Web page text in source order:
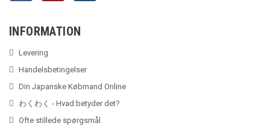
INFORMATION
Levering
Handelsbetingelser
Din Japanske Købmand Online
わくわく - Hvad betyder det?
Ofte stillede spørgsmål